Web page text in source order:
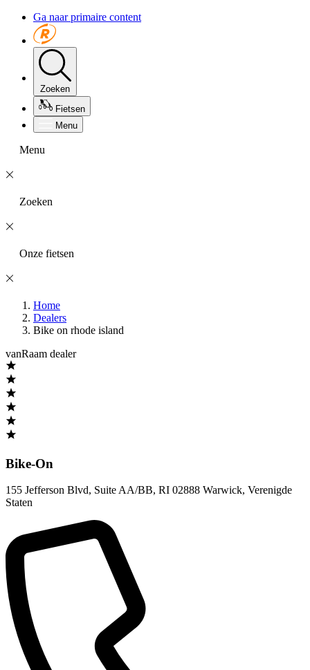
Ga naar primaire content
Zoeken
Fietsen
Menu
Menu
Zoeken
Onze fietsen
Home
Dealers
Bike on rhode island
vanRaam dealer
Bike-On
155 Jefferson Blvd, Suite AA/BB, RI 02888 Warwick, Verenigde
Staten